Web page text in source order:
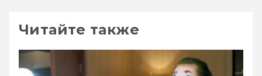
Читайте также